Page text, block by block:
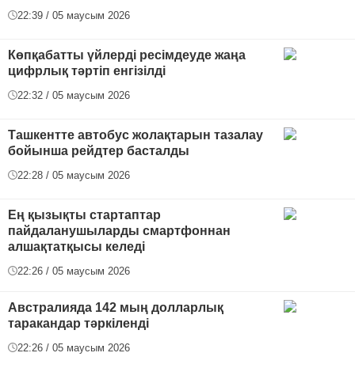
22:39 / 05 маусым 2026
Көпқабатты үйлерді ресімдеуде жаңа
цифрлық тәртіп енгізілді
22:32 / 05 маусым 2026
Ташкентте автобус жолақтарын тазалау
бойынша рейдтер басталды
22:28 / 05 маусым 2026
Ең қызықты стартаптар
пайдаланушыларды смартфоннан
алшақтатқысы келеді
22:26 / 05 маусым 2026
Австралияда 142 мың долларлық
таракандар тәркіленді
22:26 / 05 маусым 2026